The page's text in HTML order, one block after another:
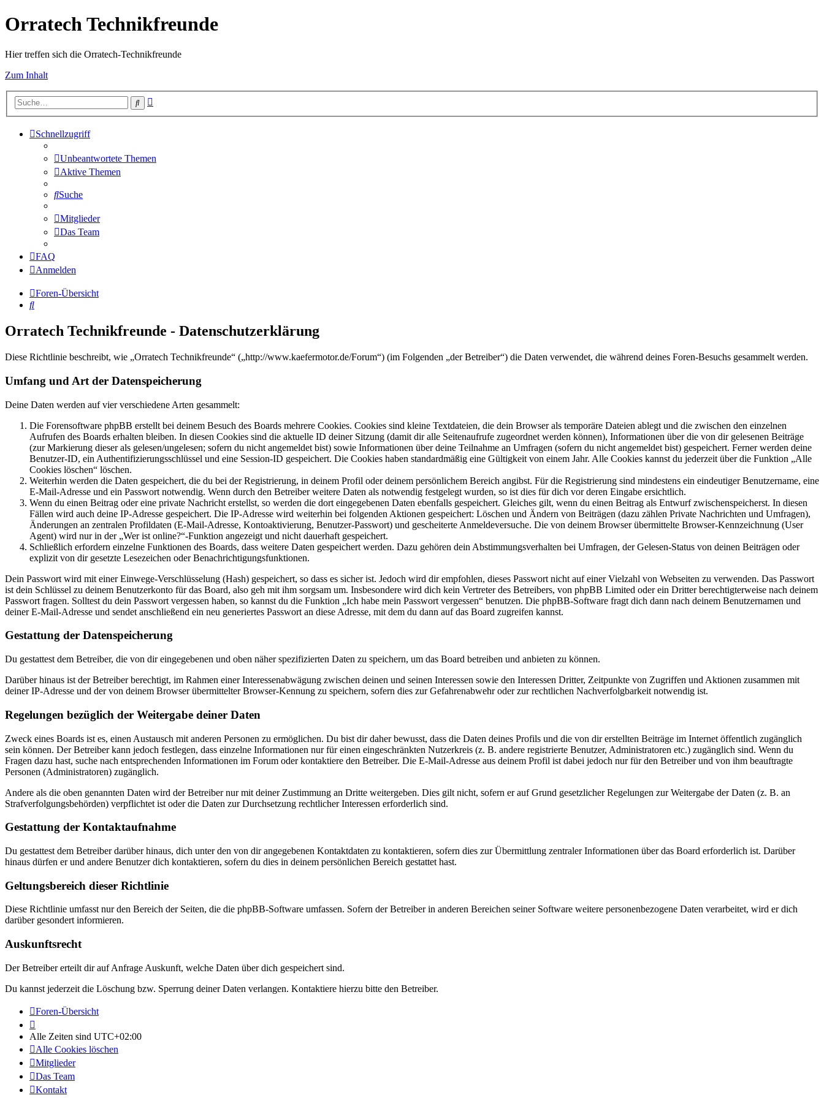
Orratech Technikfreunde
Hier treffen sich die Orratech-Technikfreunde
Zum Inhalt
Suche
Schnellzugriff
Unbeantwortete Themen
Aktive Themen
Suche
Mitglieder
Das Team
FAQ
Anmelden
Foren-Übersicht
Suche
Orratech Technikfreunde - Datenschutzerklärung
Diese Richtlinie beschreibt, wie „Orratech Technikfreunde“ („http://www.kaefermotor.de/Forum“) (im Folgenden „der Betreiber“) die Daten verwendet, die während deines Foren-Besuchs gesammelt werden.
Umfang und Art der Datenspeicherung
Deine Daten werden auf vier verschiedene Arten gesammelt:
Die Forensoftware phpBB erstellt bei deinem Besuch des Boards mehrere Cookies. Cookies sind kleine Textdateien, die dein Browser als temporäre Dateien ablegt und die zwischen den einzelnen
Aufrufen des Boards erhalten bleiben. In diesen Cookies sind die aktuelle ID deiner Sitzung (damit dir alle Seitenaufrufe zugeordnet werden können), Informationen über die von dir gelesenen Beiträge
(zur Markierung dieser als gelesen/ungelesen; sofern du nicht angemeldet bist) sowie Informationen über deine Teilnahme an Umfragen (sofern du nicht angemeldet bist) gespeichert. Ferner werden deine
Benutzer-ID, ein Authentifizierungsschlüssel und eine Session-ID gespeichert. Die Cookies haben standardmäßig eine Gültigkeit von einem Jahr. Alle Cookies kannst du jederzeit über die Funktion „Alle
Cookies löschen“ löschen.
Weiterhin werden die Daten gespeichert, die du bei der Registrierung, in deinem Profil oder deinem persönlichem Bereich angibst. Für die Registrierung sind mindestens ein eindeutiger Benutzername, eine
E-Mail-Adresse und ein Passwort notwendig. Wenn durch den Betreiber weitere Daten als notwendig festgelegt wurden, so ist dies für dich vor deren Eingabe ersichtlich.
Wenn du einen Beitrag oder eine private Nachricht erstellst, so werden die dort eingegebenen Daten ebenfalls gespeichert. Gleiches gilt, wenn du einen Beitrag als Entwurf zwischenspeicherst. In diesen
Fällen wird auch deine IP-Adresse gespeichert. Die IP-Adresse wird weiterhin bei folgenden Aktionen gespeichert: Löschen und Ändern von Beiträgen (dazu zählen Private Nachrichten und Umfragen),
Änderungen an zentralen Profildaten (E-Mail-Adresse, Kontoaktivierung, Benutzer-Passwort) und gescheiterte Anmeldeversuche. Die von deinem Browser übermittelte Browser-Kennzeichnung (User
Agent) wird nur in der „Wer ist online?“-Funktion angezeigt und nicht dauerhaft gespeichert.
Schließlich erfordern einzelne Funktionen des Boards, dass weitere Daten gespeichert werden. Dazu gehören dein Abstimmungsverhalten bei Umfragen, der Gelesen-Status von deinen Beiträgen oder
explizit von dir gesetzte Lesezeichen oder Benachrichtigungsfunktionen.
Dein Passwort wird mit einer Einwege-Verschlüsselung (Hash) gespeichert, so dass es sicher ist. Jedoch wird dir empfohlen, dieses Passwort nicht auf einer Vielzahl von Webseiten zu verwenden. Das Passwort
ist dein Schlüssel zu deinem Benutzerkonto für das Board, also geh mit ihm sorgsam um. Insbesondere wird dich kein Vertreter des Betreibers, von phpBB Limited oder ein Dritter berechtigterweise nach deinem
Passwort fragen. Solltest du dein Passwort vergessen haben, so kannst du die Funktion „Ich habe mein Passwort vergessen“ benutzen. Die phpBB-Software fragt dich dann nach deinem Benutzernamen und
deiner E-Mail-Adresse und sendet anschließend ein neu generiertes Passwort an diese Adresse, mit dem du dann auf das Board zugreifen kannst.
Gestattung der Datenspeicherung
Du gestattest dem Betreiber, die von dir eingegebenen und oben näher spezifizierten Daten zu speichern, um das Board betreiben und anbieten zu können.
Darüber hinaus ist der Betreiber berechtigt, im Rahmen einer Interessenabwägung zwischen deinen und seinen Interessen sowie den Interessen Dritter, Zeitpunkte von Zugriffen und Aktionen zusammen mit
deiner IP-Adresse und der von deinem Browser übermittelter Browser-Kennung zu speichern, sofern dies zur Gefahrenabwehr oder zur rechtlichen Nachverfolgbarkeit notwendig ist.
Regelungen bezüglich der Weitergabe deiner Daten
Zweck eines Boards ist es, einen Austausch mit anderen Personen zu ermöglichen. Du bist dir daher bewusst, dass die Daten deines Profils und die von dir erstellten Beiträge im Internet öffentlich zugänglich
sein können. Der Betreiber kann jedoch festlegen, dass einzelne Informationen nur für einen eingeschränkten Nutzerkreis (z. B. andere registrierte Benutzer, Administratoren etc.) zugänglich sind. Wenn du
Fragen dazu hast, suche nach entsprechenden Informationen im Forum oder kontaktiere den Betreiber. Die E-Mail-Adresse aus deinem Profil ist dabei jedoch nur für den Betreiber und von ihm beauftragte
Personen (Administratoren) zugänglich.
Andere als die oben genannten Daten wird der Betreiber nur mit deiner Zustimmung an Dritte weitergeben. Dies gilt nicht, sofern er auf Grund gesetzlicher Regelungen zur Weitergabe der Daten (z. B. an
Strafverfolgungsbehörden) verpflichtet ist oder die Daten zur Durchsetzung rechtlicher Interessen erforderlich sind.
Gestattung der Kontaktaufnahme
Du gestattest dem Betreiber darüber hinaus, dich unter den von dir angegebenen Kontaktdaten zu kontaktieren, sofern dies zur Übermittlung zentraler Informationen über das Board erforderlich ist. Darüber
hinaus dürfen er und andere Benutzer dich kontaktieren, sofern du dies in deinem persönlichen Bereich gestattet hast.
Geltungsbereich dieser Richtlinie
Diese Richtlinie umfasst nur den Bereich der Seiten, die die phpBB-Software umfassen. Sofern der Betreiber in anderen Bereichen seiner Software weitere personenbezogene Daten verarbeitet, wird er dich
darüber gesondert informieren.
Auskunftsrecht
Der Betreiber erteilt dir auf Anfrage Auskunft, welche Daten über dich gespeichert sind.
Du kannst jederzeit die Löschung bzw. Sperrung deiner Daten verlangen. Kontaktiere hierzu bitte den Betreiber.
Foren-Übersicht
Alle Zeiten sind UTC+02:00
Alle Cookies löschen
Mitglieder
Das Team
Kontakt